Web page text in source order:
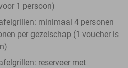
1 persoon)
minimaal 4 personen
per gezelschap (1 voucher is
reserveer met